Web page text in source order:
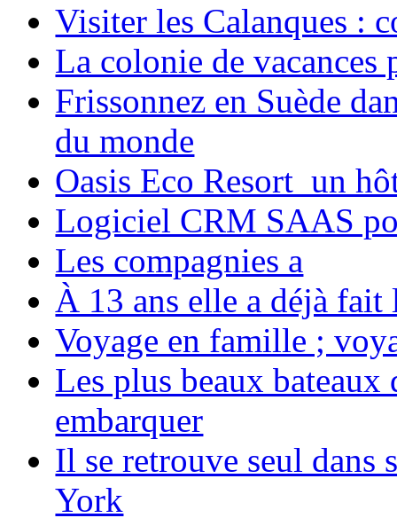
Visiter les Calanques :
La colonie de vacances
Frissonnez en Suède
du monde
Oasis Eco Resort un
Logiciel CRM SAAS
Les compagnies a
À 13 ans elle a déjà
Voyage en famille ;
Les plus beaux bateaux
embarquer
Il se retrouve seul dans
York